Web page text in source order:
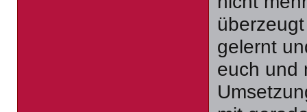
gelernt
euch und